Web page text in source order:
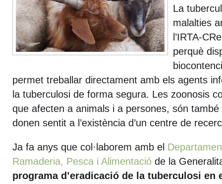
La
malalties
l’IRTA-
perquè
permet treballar directament amb els agents
la tuberculosi de forma segura. Les zoonosis
que afecten a animals i a persones, són
donen sentit a l’existència d’un centre de
Ja fa anys que col·laborem amb el
Ramaderia, Pesca i Alimentació de la
programa d’eradicació de la tuberculosi en